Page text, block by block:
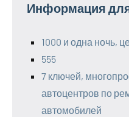
Информация для
1000 и одна ночь,
555
7 ключей,
автоцентров по
автомобилей